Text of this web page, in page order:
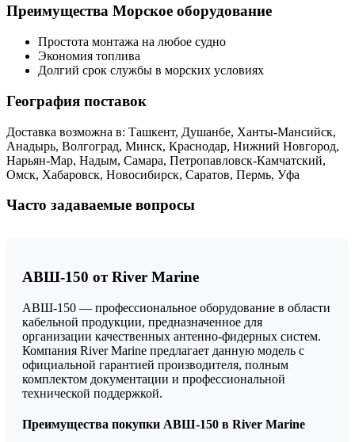
Преимущества Морское оборудование
Простота монтажа на любое судно
Экономия топлива
Долгий срок службы в морских условиях
География поставок
Доставка возможна в: Ташкент, Душанбе, Ханты-Мансийск,
Анадырь, Волгоград, Минск, Краснодар, Нижний Новгород,
Нарьян-Мар, Надым, Самара, Петропавловск-Камчатский,
Омск, Хабаровск, Новосибирск, Саратов, Пермь, Уфа
Часто задаваемые вопросы
АВШ-150 от River Marine
АВШ-150 — профессиональное оборудование в области
кабельной продукции, предназначенное для
организации качественных антенно-фидерных систем.
Компания River Marine предлагает данную модель с
официальной гарантией производителя, полным
комплектом документации и профессиональной
технической поддержкой.
Преимущества покупки АВШ-150 в River Marine